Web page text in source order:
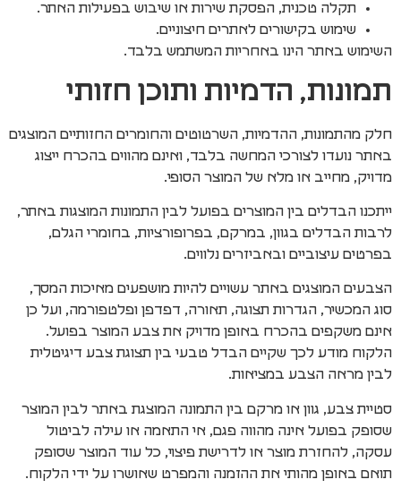
תקלה טכנית, הפסקת שירות או שיבוש בפעילות האתר.
שימוש בקישורים לאתרים חיצוניים.
השימוש באתר הינו באחריות המשתמש בלבד.
תמונות, הדמיות ותוכן חזותי
חלק מהתמונות, ההדמיות, השרטוטים והחומרים החזותיים המוצגים
באתר נועדו לצורכי המחשה בלבד, ואינם מהווים בהכרח ייצוג
מדויק, מחייב או מלא של המוצר הסופי.
ייתכנו הבדלים בין המוצרים בפועל לבין התמונות המוצגות באתר,
לרבות הבדלים בגוון, במרקם, בפרופורציות, בחומרי הגלם,
בפרטים עיצוביים ובאביזרים נלווים.
הצבעים המוצגים באתר עשויים להיות מושפעים מאיכות המסך,
סוג המכשיר, הגדרות תצוגה, תאורה, דפדפן ופלטפורמה, ועל כן
אינם משקפים בהכרח באופן מדויק את צבע המוצר בפועל.
הלקוח מודע לכך שקיים הבדל טבעי בין תצוגת צבע דיגיטלית
לבין מראה הצבע במציאות.
סטיית צבע, גוון או מרקם בין התמונה המוצגת באתר לבין המוצר
שסופק בפועל אינה מהווה פגם, אי התאמה או עילה לביטול
עסקה, להחזרת מוצר או לדרישת פיצוי, כל עוד המוצר שסופק
תואם באופן מהותי את ההזמנה והמפרט שאושרו על ידי הלקוח.